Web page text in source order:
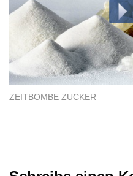
ZEITBOMBE ZUCKER